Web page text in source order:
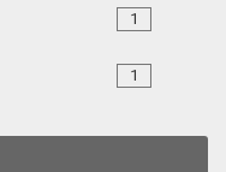
1
1